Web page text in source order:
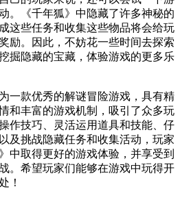
。《千年狐》中隐藏了许多神秘的
这些任务和收集这些物品将会给玩
励。因此，不妨花一些时间去探索
掘隐藏的宝藏，体验游戏的更多乐
一款优秀的解谜冒险游戏，具有精
和丰富的游戏机制，吸引了众多玩
作技巧、灵活运用道具和技能、仔
及挑战隐藏任务和收集活动，玩家
中取得更好的游戏体验，并享受到
。希望玩家们能够在游戏中玩得开
！